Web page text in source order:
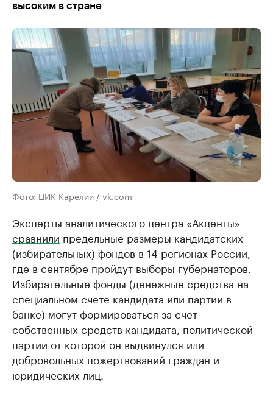
высоким в стране
Фото: ЦИК Карелии / vk.com
Эксперты аналитического центра «Акценты»
сравнили предельные размеры кандидатских
(избирательных) фондов в 14 регионах России,
где в сентябре пройдут выборы губернаторов.
Избирательные фонды (денежные средства на
специальном счете кандидата или партии в
банке) могут формироваться за счет
собственных средств кандидата, политической
партии от которой он выдвинулся или
добровольных пожертвований граждан и
юридических лиц.